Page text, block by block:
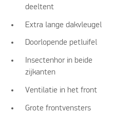
deeltent
Extra lange dakvleugel
Doorlopende petluifel
Insectenhor in beide
zijkanten
Ventilatie in het front
Grote frontvensters